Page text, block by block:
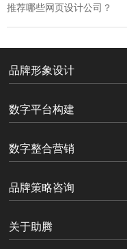
推荐哪些网页设计公司？
品牌形象设计
数字平台构建
数字整合营销
品牌策略咨询
关于助腾